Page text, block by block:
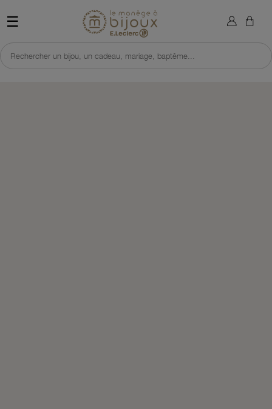
☰ Retour à l'accueil du site
Rechercher un bijou, un cadeau, mariage, baptême...
×